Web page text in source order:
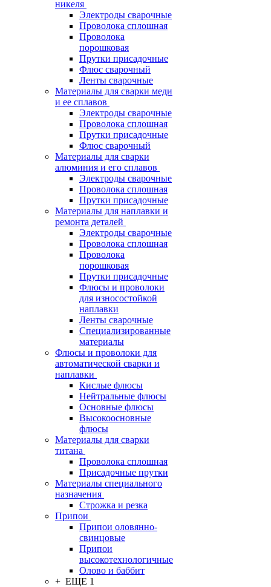
никеля
Электроды сварочные
Проволока сплошная
Проволока
порошковая
Прутки присадочные
Флюс сварочный
Ленты сварочные
Материалы для сварки меди
и ее сплавов
Электроды сварочные
Проволока сплошная
Прутки присадочные
Флюс сварочный
Материалы для сварки
алюминия и его сплавов
Электроды сварочные
Проволока сплошная
Прутки присадочные
Материалы для наплавки и
ремонта деталей
Электроды сварочные
Проволока сплошная
Проволока
порошковая
Прутки присадочные
Флюсы и проволоки
для износостойкой
наплавки
Ленты сварочные
Специализированные
материалы
Флюсы и проволоки для
автоматической сварки и
наплавки
Кислые флюсы
Нейтральные флюсы
Основные флюсы
Высокоосновные
флюсы
Материалы для сварки
титана
Проволока сплошная
Присадочные прутки
Материалы специального
назначения
Строжка и резка
Припои
Припои оловянно-
свинцовые
Припои
высокотехнологичные
Олово и баббит
+ ЕЩЕ 1